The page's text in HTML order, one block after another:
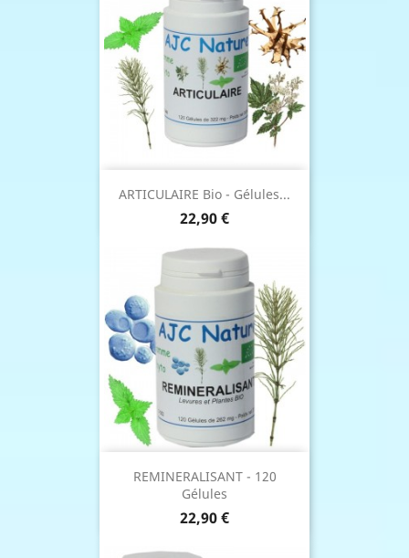
ARTICULAIRE Bio - Gélules...
Prix
22,90 €
REMINERALISANT - 120
Gélules
Prix
22,90 €